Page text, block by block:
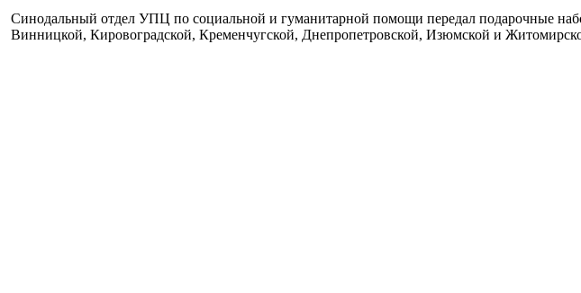
Синодальный отдел УПЦ по социальной и гуманитарной помощи передал подарочные
Винницкой, Кировоградской, Кременчугской, Днепропетровской, Изюмской и